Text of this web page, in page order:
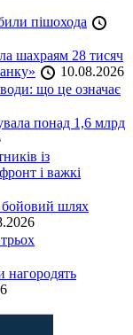
пішохода
шахраям 28 тисяч
10.08.2026
що це означає
понад 1,6 млрд
із
і важкі
бойовий шлях
нагородять